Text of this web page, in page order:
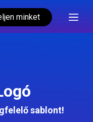
minket
sablont!